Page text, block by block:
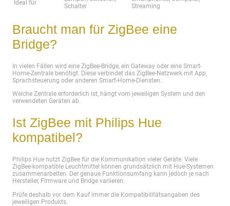
Ideal für
Schalter
Streaming
Braucht man für ZigBee eine
Bridge?
In vielen Fällen wird eine ZigBee-Bridge, ein Gateway oder eine Smart-
Home-Zentrale benötigt. Diese verbindet das ZigBee-Netzwerk mit App,
Sprachsteuerung oder anderen Smart-Home-Diensten.
Welche Zentrale erforderlich ist, hängt vom jeweiligen System und den
verwendeten Geräten ab.
Ist ZigBee mit Philips Hue
kompatibel?
Philips Hue nutzt ZigBee für die Kommunikation vieler Geräte. Viele
ZigBee-kompatible Leuchtmittel können grundsätzlich mit Hue-Systemen
zusammenarbeiten. Der genaue Funktionsumfang kann jedoch je nach
Hersteller, Firmware und Bridge variieren.
Prüfe deshalb vor dem Kauf immer die Kompatibilitätsangaben des
jeweiligen Produkts.